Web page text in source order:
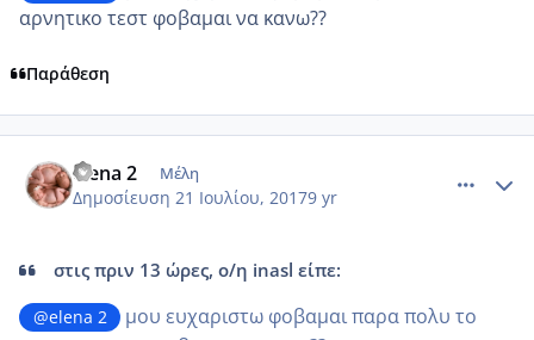
αρνητικο τεστ φοβαμαι να κανω??
Παράθεση
elena 2 Μέλη
Δημοσίευση 21 Ιουλίου, 20179 yr
στις πριν 13 ώρες, ο/η inasl είπε:
@elena 2
μου ευχαριστω φοβαμαι παρα πολυ το